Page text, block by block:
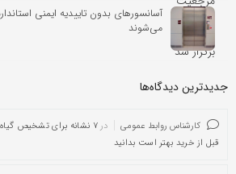
آسانسورهای بدون تاییدیه ایمنی
می‌شوند
جدیدترین دیدگاه‌‌ها
کارشناس روابط عمومی در
۷ نشانه برای تشخیص
قبل از خرید بهتر است بدانید